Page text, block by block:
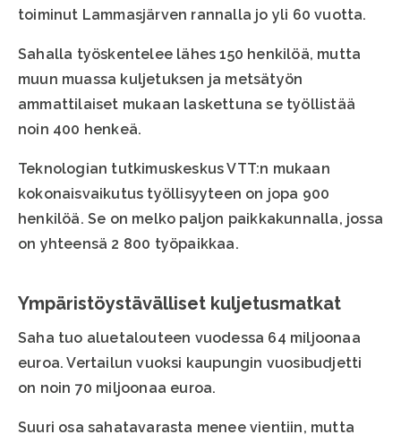
toiminut Lammasjärven rannalla jo yli 60 vuotta.
Sahalla työskentelee lähes 150 henkilöä, mutta
muun muassa kuljetuksen ja metsätyön
ammattilaiset mukaan laskettuna se työllistää
noin 400 henkeä.
Teknologian tutkimuskeskus VTT:n mukaan
kokonaisvaikutus työllisyyteen on jopa 900
henkilöä. Se on melko paljon paikkakunnalla, jossa
on yhteensä 2 800 työpaikkaa.
Ympäristöystävälliset kuljetusmatkat
Saha tuo aluetalouteen vuodessa 64 miljoonaa
euroa. Vertailun vuoksi kaupungin vuosibudjetti
on noin 70 miljoonaa euroa.
Suuri osa sahatavarasta menee vientiin, mutta